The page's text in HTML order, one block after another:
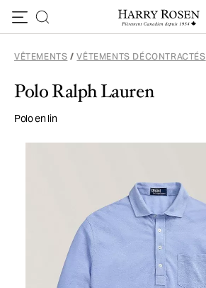
VÊTEMENTS / VÊTEMENTS DÉCONTRACTÉS
Polo Ralph Lauren
Polo en lin